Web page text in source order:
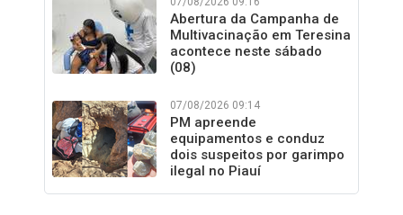
Abertura da Campanha de
Multivacinação em Teresina
acontece neste sábado
(08)
07/08/2026 09:14
PM apreende
equipamentos e conduz
dois suspeitos por garimpo
ilegal no Piauí